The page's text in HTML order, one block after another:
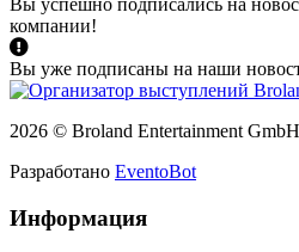
Вы успешно подписались на
компании!
Вы уже подписаны на наши
2026 © Broland Entertainment GmbH
Разработано EventoBot
Информация